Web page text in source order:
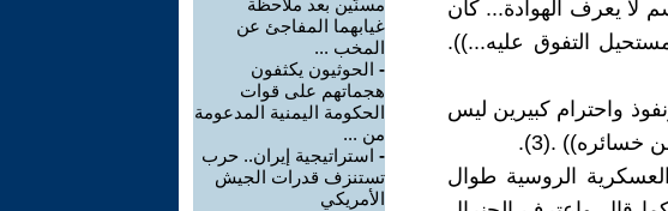
لا يعرف الهوادة... كان
التفوق عليه...)).
واحترام كبيرين ليس
خسائره)) .(3).
الروسية طوال
مسنّين بعد ملاحظة
غيابهما المفاجئ عن
المخب ...
- الحوثيون يكثفون
هجماتهم على قوات
الحكومة اليمنية المدعومة
من ...
- استراتيجية إيران.. حرب
تستنزف قدرات الجيش
الأمريكي